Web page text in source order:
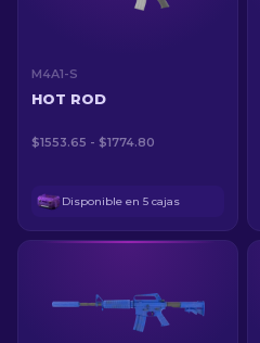
M4A1-S
HOT ROD
$1553.65 - $1774.80
Disponible en 5 cajas